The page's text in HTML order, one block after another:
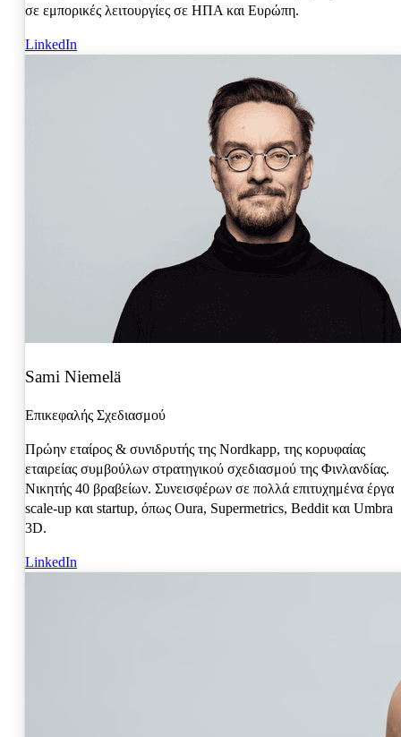
σε εμπορικές λειτουργίες σε ΗΠΑ και Ευρώπη.
LinkedIn
Sami Niemelä
Επικεφαλής Σχεδιασμού
Πρώην εταίρος & συνιδρυτής της Nordkapp, της κορυφαίας
εταιρείας συμβούλων στρατηγικού σχεδιασμού της Φινλανδίας.
Νικητής 40 βραβείων. Συνεισφέρων σε πολλά επιτυχημένα έργα
scale-up και startup, όπως Oura, Supermetrics, Beddit και Umbra
3D.
LinkedIn